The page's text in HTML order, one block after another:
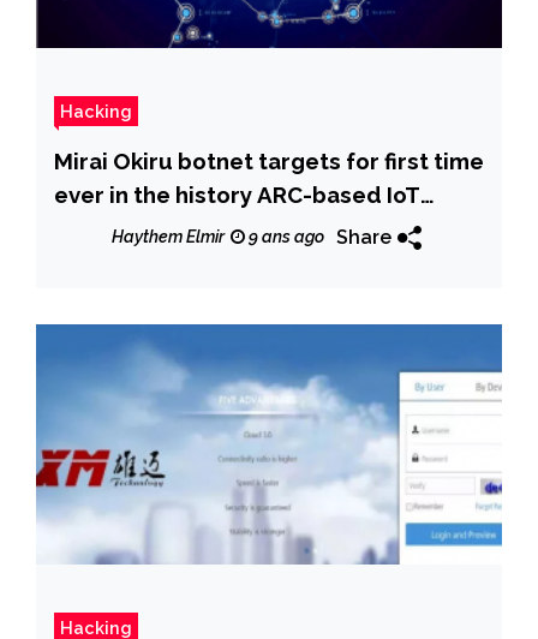
Hacking
Mirai Okiru botnet targets for first time
ever in the history ARC-based IoT
devicesHaythem Elmir 9 ans ago Share
Hacking